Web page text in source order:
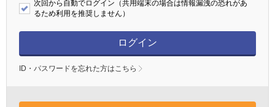
次回から自動でログイン（共用端末の場合は情報漏洩の恐れがあ
るため利用を推奨しません）
ログイン
ID・パスワードを忘れた方はこちら